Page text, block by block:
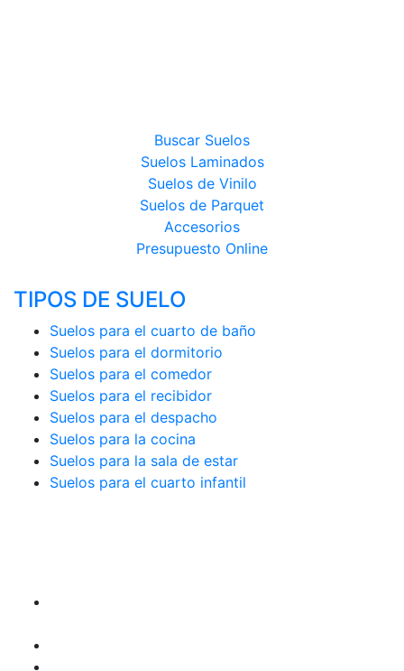
Buscar Suelos
Suelos Laminados
Suelos de Vinilo
Suelos de Parquet
Accesorios
Presupuesto Online
TIPOS DE SUELO
Suelos para el cuarto de baño
Suelos para el dormitorio
Suelos para el comedor
Suelos para el recibidor
Suelos para el despacho
Suelos para la cocina
Suelos para la sala de estar
Suelos para el cuarto infantil